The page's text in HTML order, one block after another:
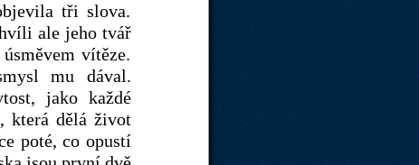
tři slova.
ale jeho tvář
vítěze.
mu dával.
jako každé
která dělá život
poté, co opustí